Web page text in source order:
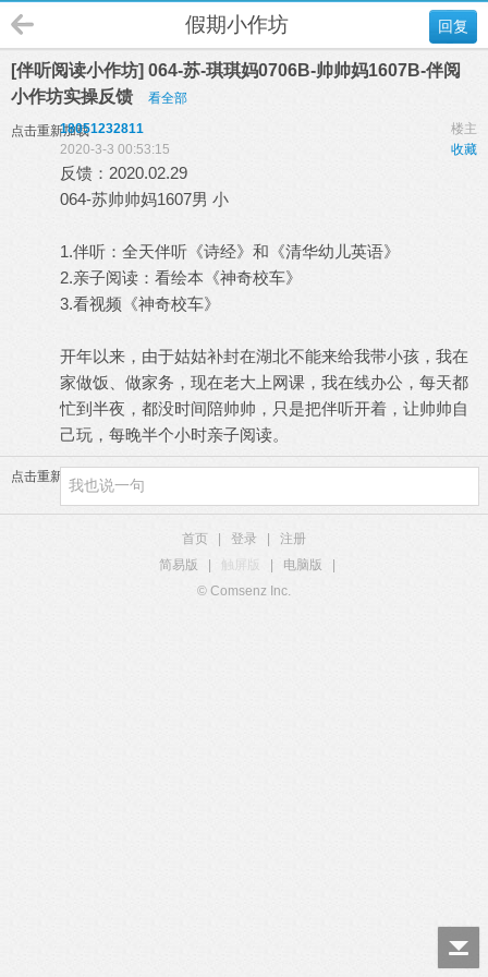
回复
假期小作坊
[伴听阅读小作坊] 064-苏-琪琪妈0706B-帅帅妈1607B-伴阅
小作坊实操反馈
看全部
点击重新加载 楼主
18051232811
收藏
2020-3-3 00:53:15
反馈：2020.02.29
064-苏帅帅妈1607男 小
1.伴听：全天伴听《诗经》和《清华幼儿英语》
2.亲子阅读：看绘本《神奇校车》
3.看视频《神奇校车》
开年以来，由于姑姑补封在湖北不能来给我带小孩，我在
家做饭、做家务，现在老大上网课，我在线办公，每天都
忙到半夜，都没时间陪帅帅，只是把伴听开着，让帅帅自
己玩，每晚半个小时亲子阅读。
点击重新加载
首页 登录
注册
简易版
触屏版 电脑版
© Comsenz Inc.